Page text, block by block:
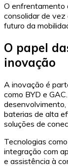
O enfrentamento
consolidar de
futuro da
O papel
inovação
A inovação é
como BYD e
desenvolvimento,
baterias de alta
soluções de
Tecnologias
integração com
e assistência à